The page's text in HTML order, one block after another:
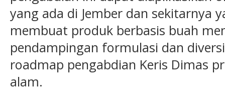
yang ada di Jember dan sekitarnya
membuat produk berbasis buah
pendampingan formulasi dan
roadmap pengabdian Keris Dimas
alam.